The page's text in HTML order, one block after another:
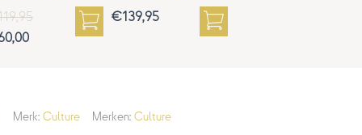
€139,95
Merk: Culture Merken: Culture